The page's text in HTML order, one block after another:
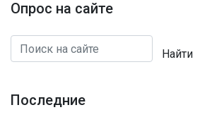
Опрос на сайте
Найти
Последние